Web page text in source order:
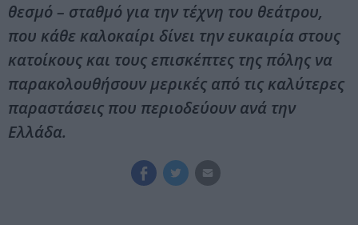
θεσμό – σταθμό για την τέχνη του θεάτρου,
που κάθε καλοκαίρι δίνει την ευκαιρία στους
κατοίκους και τους επισκέπτες της πόλης να
παρακολουθήσουν μερικές από τις καλύτερες
παραστάσεις που περιοδεύουν ανά την
Ελλάδα.